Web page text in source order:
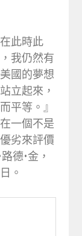
此時此
我仍然有
國的夢想
立起來，
平等。』
一個不是
劣來評價
德•金，
。